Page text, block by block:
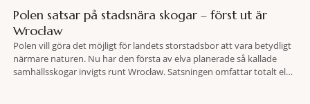
Polen satsar på stadsnära skogar – först ut är
Wrocław
Polen vill göra det möjligt för landets storstadsbor att vara betydligt
närmare naturen. Nu har den första av elva planerade så kallade
samhällsskogar invigts runt Wrocław. Satsningen omfattar totalt elva